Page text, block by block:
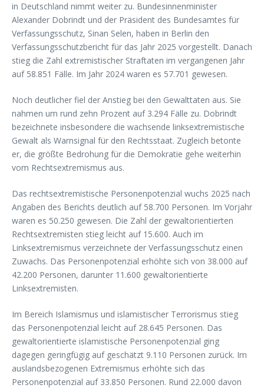
in Deutschland nimmt weiter zu. Bundesinnenminister
Alexander Dobrindt und der Präsident des Bundesamtes für
Verfassungsschutz, Sinan Selen, haben in Berlin den
Verfassungsschutzbericht für das Jahr 2025 vorgestellt. Danach
stieg die Zahl extremistischer Straftaten im vergangenen Jahr
auf 58.851 Fälle. Im Jahr 2024 waren es 57.701 gewesen.
Noch deutlicher fiel der Anstieg bei den Gewalttaten aus. Sie
nahmen um rund zehn Prozent auf 3.294 Fälle zu. Dobrindt
bezeichnete insbesondere die wachsende linksextremistische
Gewalt als Warnsignal für den Rechtsstaat. Zugleich betonte
er, die größte Bedrohung für die Demokratie gehe weiterhin
vom Rechtsextremismus aus.
Das rechtsextremistische Personenpotenzial wuchs 2025 nach
Angaben des Berichts deutlich auf 58.700 Personen. Im Vorjahr
waren es 50.250 gewesen. Die Zahl der gewaltorientierten
Rechtsextremisten stieg leicht auf 15.600. Auch im
Linksextremismus verzeichnete der Verfassungsschutz einen
Zuwachs. Das Personenpotenzial erhöhte sich von 38.000 auf
42.200 Personen, darunter 11.600 gewaltorientierte
Linksextremisten.
Im Bereich Islamismus und islamistischer Terrorismus stieg
das Personenpotenzial leicht auf 28.645 Personen. Das
gewaltorientierte islamistische Personenpotenzial ging
dagegen geringfügig auf geschätzt 9.110 Personen zurück. Im
auslandsbezogenen Extremismus erhöhte sich das
Personenpotenzial auf 33.850 Personen. Rund 22.000 davon